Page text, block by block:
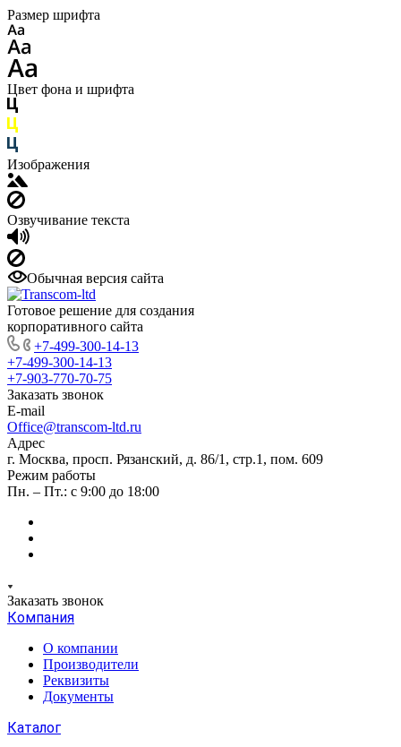
Размер шрифта
Цвет фона и шрифта
Изображения
Озвучивание текста
Обычная версия сайта
Готовое решение для создания
корпоративного сайта
+7-499-300-14-13
+7-499-300-14-13
+7-903-770-70-75
Заказать звонок
E-mail
Office@transcom-ltd.ru
Адрес
г. Москва, просп. Рязанский, д. 86/1, стр.1, пом. 609
Режим работы
Пн. – Пт.: с 9:00 до 18:00
Заказать звонок
Компания
О компании
Производители
Реквизиты
Документы
Каталог